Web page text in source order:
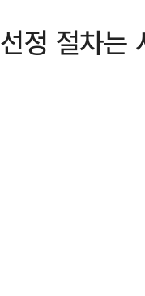
선정 절차는